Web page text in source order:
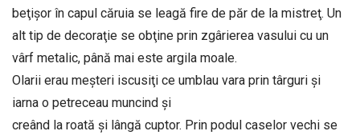
beţişor în capul căruia se leagă fire de păr de la mistreţ. Un
alt tip de decoraţie se obţine prin zgârierea vasului cu un
vârf metalic, până mai este argila moale.
Olarii erau meşteri iscusiţi ce umblau vara prin târguri şi
iarna o petreceau muncind şi
creând la roată şi lângă cuptor. Prin podul caselor vechi se